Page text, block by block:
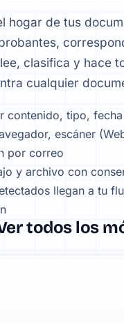
hogar de tus
clasifica y hace
cualquier
contenido, tipo,
escáner
por correo
y archivo con
llegan a tu
todos los